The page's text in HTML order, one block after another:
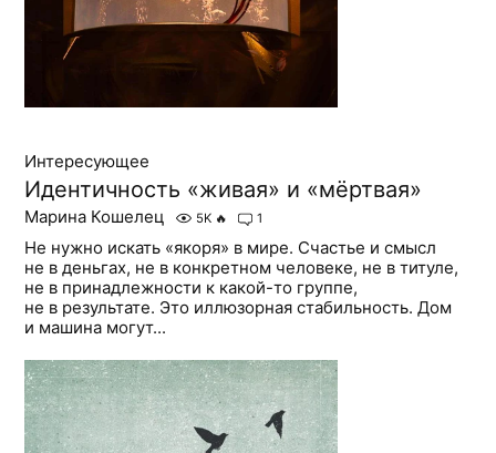
Интересующее
Идентичность «живая» и «мёртвая»
Марина Кошелец 5K 🔥 1
Не нужно искать «якоря» в мире. Счастье и смысл
не в деньгах, не в конкретном человеке, не в титуле,
не в принадлежности к какой-то группе,
не в результате. Это иллюзорная стабильность. Дом
и машина могут...